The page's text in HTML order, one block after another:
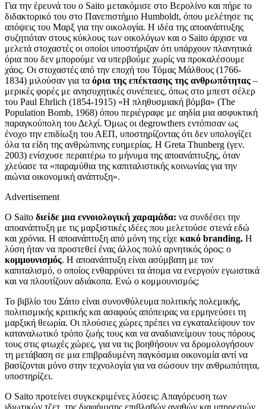
Για την έρευνά του ο Saito μετακόμισε στο Βερολίνο και πήρε το
διδακτορικό του στο Πανεπιστήμιο Humboldt, όπου μελέτησε τις
απόψεις του Μαρξ για την οικολογία. Η ιδέα της αποανάπτυξης
συζητιόταν στους κύκλους των οικολόγων και ο Saito άρχισε να
μελετά στοχαστές οι οποίοι υποστήριζαν ότι υπάρχουν πλανητικά
όρια που δεν μπορούμε να υπερβούμε χωρίς να προκαλέσουμε
χάος. Οι στοχαστές από την εποχή του Τόμας Μάλθους (1766-
1834) μιλούσαν για τα όρια της επέκτασης της ανθρωπότητας –
μερικές φορές με ανησυχητικές συνέπειες, όπως στο μπεστ σέλερ
του Paul Ehrlich (1854-1915) «Η πληθυσμιακή βόμβα» (The
Population Bomb, 1968) όπου περιέγραφε με αηδία μια ασφυκτική
παραγκούπολη του Δελχί. Όμως οι degrowthers εντόπισαν ως
ένοχο την επιδίωξη του ΑΕΠ, υποστηρίζοντας ότι δεν υπολογίζει
όλα τα είδη της ανθρώπινης ευημερίας. Η Greta Thunberg (γεν.
2003) ενίσχυσε περαιτέρω το μήνυμα της αποανάπτυξης, όταν
χλεύασε τα «παραμύθια της καπιταλιστικής κοινωνίας για την
αιώνια οικονομική ανάπτυξη».
Advertisement
Ο Saito διείδε μια εννοιολογική χαραμάδα: να συνδέσει την
αποανάπτυξη με τις μαρξιστικές ιδέες που μελετούσε στενά εδώ
και χρόνια. Η αποανάπτυξη από μόνη της είχε κακό branding. Η
λύση ήταν να προστεθεί ένας άλλος πολύ αρνητικός όρος: ο
κομμουνισμός. Η αποανάπτυξη είναι ασύμβατη με τον
καπιταλισμό, ο οποίος ενθαρρύνει τα άτομα να ενεργούν εγωιστικά
και να πλουτίζουν αδιάκοπα. Ενώ ο κομμουνισμός;
Το βιβλίο του Σάιτο είναι συνονθύλευμα πολιτικής πολεμικής,
πολιτισμικής κριτικής και ασαφούς απόπειρας να ερμηνεύσει τη
μαρξική θεωρία. Οι πλούσιες χώρες πρέπει να εγκαταλείψουν τον
καταναλωτικό τρόπο ζωής τους και να αναδιανείμουν τους πόρους
τους στις φτωχές χώρες, για να τις βοηθήσουν να δρομολογήσουν
τη μετάβαση σε μια επιβραδυμένη παγκόσμια οικονομία αντί να
βασίζονται μόνο στην τεχνολογία για να σώσουν την ανθρωπότητα,
υποστηρίζει.
Ο Saito προτείνει συγκεκριμένες λύσεις: Απαγόρευση των